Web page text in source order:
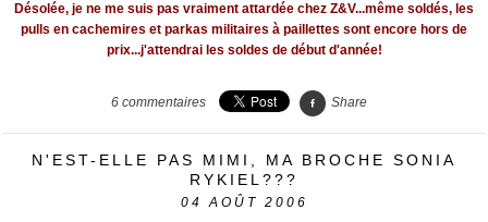
Désolée, je ne me suis pas vraiment attardée chez Z&V...même soldés, les
pulls en cachemires et parkas militaires à paillettes sont encore hors de
prix...j'attendrai les soldes de début d'année!
6 commentaires Share
N'EST-ELLE PAS MIMI, MA BROCHE SONIA
RYKIEL???
04 AOÛT 2006